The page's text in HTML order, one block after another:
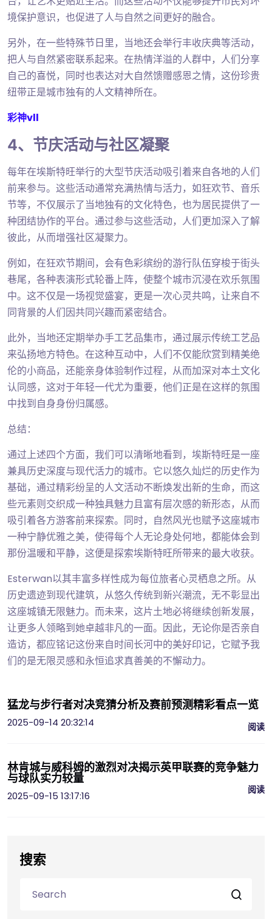
境保护意识，也促进了人与自然之间更好的融合。
另外，在一些特殊节日里，当地还会举行丰收庆典等活动，
把人与自然紧密联系起来。在热情洋溢的人群中，人们分享
自己的喜悦，同时也表达对大自然馈赠感恩之情，这份珍贵
纽带正是城市独有的人文精神所在。
彩神vll
4、节庆活动与社区凝聚
每年在埃斯特旺举行的大型节庆活动吸引着来自各地的人们
前来参与。这些活动通常充满热情与活力，如狂欢节、音乐
节等，不仅展示了当地独有的文化特色，也为居民提供了一
种团结协作的平台。通过参与这些活动，人们更加深入了解
彼此，从而增强社区凝聚力。
例如，在狂欢节期间，会有色彩缤纷的游行队伍穿梭于街头
巷尾，各种表演形式轮番上阵，使整个城市沉浸在欢乐氛围
中。这不仅是一场视觉盛宴，更是一次心灵共鸣，让来自不
同背景的人们因共同兴趣而紧密结合。
此外，当地还定期举办手工艺品集市，通过展示传统工艺品
来弘扬地方特色。在这种互动中，人们不仅能欣赏到精美绝
伦的小商品，还能亲身体验制作过程，从而加深对本土文化
认同感，这对于年轻一代尤为重要，他们正是在这样的氛围
中找到自身身份归属感。
总结：
通过上述四个方面，我们可以清晰地看到，埃斯特旺是一座
兼具历史深度与现代活力的城市。它以悠久灿烂的历史作为
基础，通过精彩纷呈的人文活动不断焕发出新的生命，而这
些元素则交织成一种独具魅力且富有层次感的新形态，从而
吸引着各方游客前来探索。同时，自然风光也赋予这座城市
一种宁静优雅之美，使得每个人无论身处何地，都能体会到
那份温暖和平静，这便是探索埃斯特旺所带来的最大收获。
Esterwan以其丰富多样性成为每位旅者心灵栖息之所。从
历史遗迹到现代建筑，从悠久传统到新兴潮流，无不彰显出
这座城镇无限魅力。而未来，这片土地必将继续创新发展，
让更多人领略到她卓越非凡的一面。因此，无论你是否亲自
造访，都应铭记这份来自时间长河中的美好印记，它赋予我
们的是无限灵感和永恒追求真善美的不懈动力。
猛龙与步行者对决竞猜分析及赛前预测精彩看点一览
2025-09-14 20:32:14
阅读
林肯城与威科姆的激烈对决揭示英甲联赛的竞争魅力
与球队实力较量
2025-09-15 13:17:16
阅读
搜索